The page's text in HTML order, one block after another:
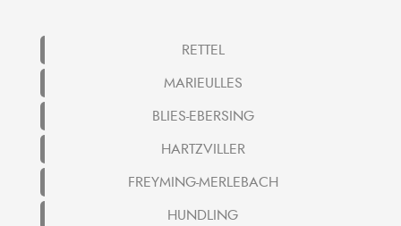
RETTEL
MARIEULLES
BLIES-EBERSING
HARTZVILLER
FREYMING-MERLEBACH
HUNDLING